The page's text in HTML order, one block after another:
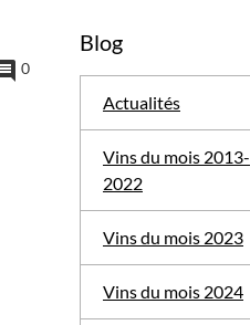
0
Blog
Actualités
Vins du mois 2013-
2022
Vins du mois 2023
Vins du mois 2024